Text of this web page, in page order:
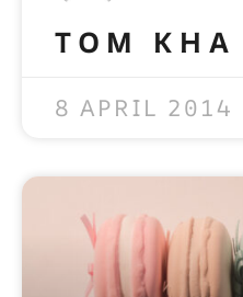
TOM
8 APRIL 2014